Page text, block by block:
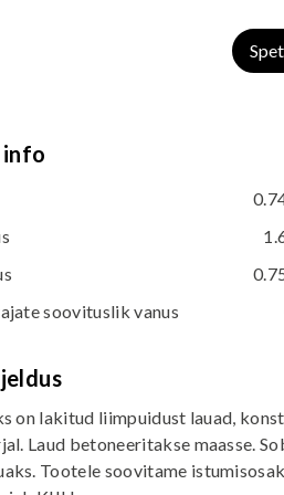
info
soovituslik vanus
on lakitud liimpuidust lauad,
Laud betoneeritakse maasse.
Tootele soovitame